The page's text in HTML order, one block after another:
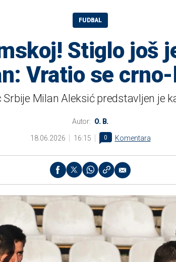
FUDBAL
Stiglo još
Vratio se
Milan Aleksić predstavljen je
Autor: O. B.
18.06.2026 16:15 0 Komentara